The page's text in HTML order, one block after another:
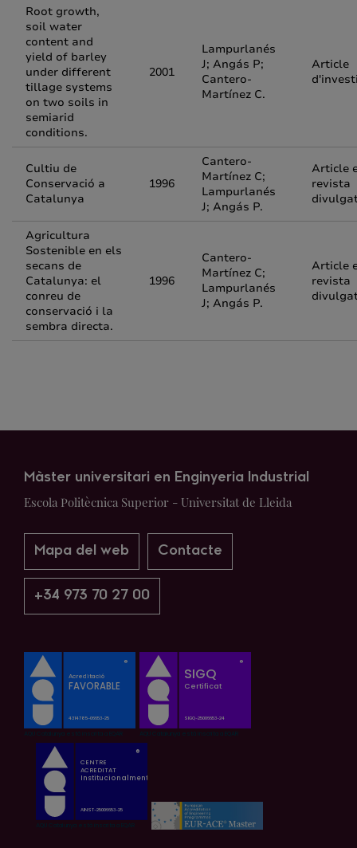
Root growth,
soil water
content and
yield of barley
under different
tillage systems
on two soils in
semiarid
conditions.
2001
Lampurlanés
J; Angás P;
Cantero-
Martínez C.
Article
Cultiu de
Conservació a
Catalunya
1996
Cantero-
Martínez C;
Lampurlanés
J; Angás P.
Article
revista
Agricultura
Sostenible en els
secans de
Catalunya: el
conreu de
conservació i la
sembra directa.
1996
Cantero-
Martínez C;
Lampurlanés
J; Angás P.
Article
revista
Màster universitari en Enginyeria Industrial
Escola Politècnica Superior - Universitat de Lleida
Mapa del web Contacte
+34 973 70 27 00